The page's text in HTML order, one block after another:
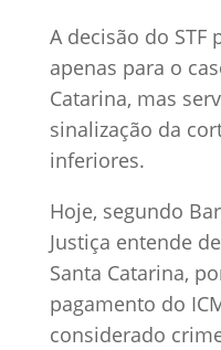
A decisão do STF
apenas para o
Catarina, mas
sinalização da
inferiores.
Hoje, segundo
Justiça entende
Santa Catarina,
pagamento do
considerado